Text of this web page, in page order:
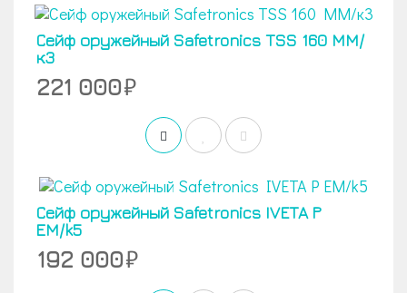
Сейф оружейный Safetronics TSS 160 MM/
к3
221 000
Сейф оружейный Safetronics IVETA Р
ЕM/k5
192 000